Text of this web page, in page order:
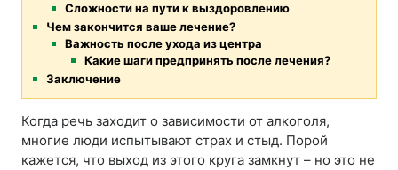
Сложности на пути к выздоровлению
Чем закончится ваше лечение?
Важность после ухода из центра
Какие шаги предпринять после лечения?
Заключение
Когда речь заходит о зависимости от алкоголя,
многие люди испытывают страх и стыд. Порой
кажется, что выход из этого круга замкнут – но это не